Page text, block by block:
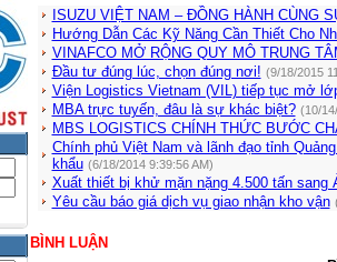
ISUZU VIỆT NAM – ĐỒNG HÀNH CÙNG
Hướng Dẫn Các Kỹ Năng Cần Thiết Cho
VINAFCO MỞ RỘNG QUY MÔ TRUNG
Đầu tư đúng lúc, chọn đúng nơi! (9/18/2015
Viện Logistics Vietnam (VIL) tiếp tục mở
MBA trực tuyến, đâu là sự khác biệt? (10/
MBS LOGISTICS CHÍNH THỨC BƯỚC
Chính phủ Việt Nam và lãnh đạo tỉnh
khẩu (6/18/2014 9:39:56 AM)
Xuất thiết bị khử mặn nặng 4.500 tấn sang
Yêu cầu báo giá dịch vụ giao nhận kho vận
BÌNH LUẬN